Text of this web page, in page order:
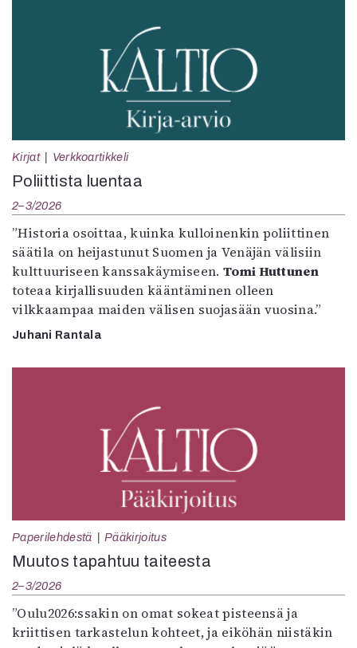
Kirjat Verkkoartikkeli
Poliittista luentaa
2–3/2026
”Historia osoittaa, kuinka kulloinenkin poliittinen
säätila on heijastunut Suomen ja Venäjän välisiin
kulttuuriseen kanssakäymiseen. Tomi Huttunen
toteaa kirjallisuuden kääntäminen olleen
vilkkaampaa maiden välisen suojasään vuosina.”
Juhani Rantala
Paperilehdestä Pääkirjoitus
Muutos tapahtuu taiteesta
2–3/2026
”Oulu2026:ssakin on omat sokeat pisteensä ja
kriittisen tarkastelun kohteet, ja eiköhän niistäkin